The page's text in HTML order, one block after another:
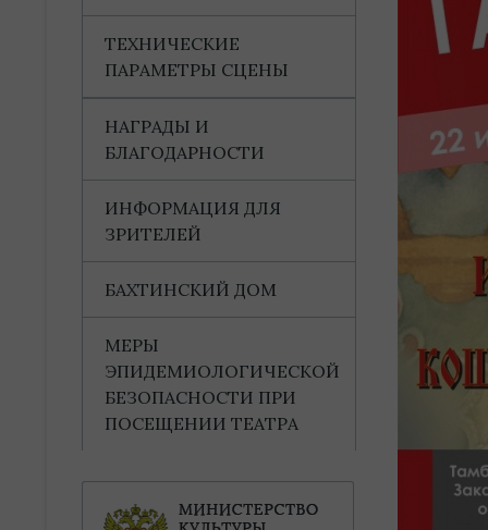
ТЕХНИЧЕСКИЕ
ПАРАМЕТРЫ СЦЕНЫ
НАГРАДЫ И
БЛАГОДАРНОСТИ
ИНФОРМАЦИЯ ДЛЯ
ЗРИТЕЛЕЙ
БАХТИНСКИЙ ДОМ
МЕРЫ
ЭПИДЕМИОЛОГИЧЕСКОЙ
БЕЗОПАСНОСТИ ПРИ
ПОСЕЩЕНИИ ТЕАТРА